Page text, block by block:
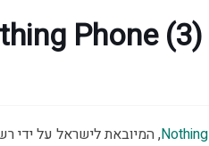
Nothing, המיובאת לישראל על ידי רשת באג, הכריזה